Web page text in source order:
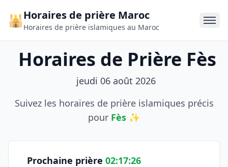
🕌Horaires de prière Maroc
Horaires de prière islamiques au Maroc
Horaires de Prière Fès
jeudi 06 août 2026
Suivez les horaires de prière islamiques précis
pour Fès ✨
Consultez les horaires officiels de prière pour la ville de
Coordonnées géographiques: Latitude 34,018125,
Prochaine prière 02:17:26